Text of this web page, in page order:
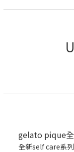
gelato pique
全新self care系